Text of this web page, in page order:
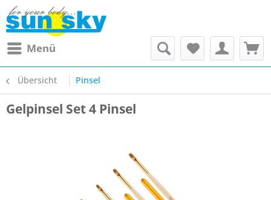
Menü
Übersicht Pinsel
Gelpinsel Set 4 Pinsel